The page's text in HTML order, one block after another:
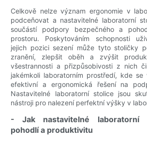
Celkově nelze význam ergonomie v
podceňovat a nastavitelné laboratorní
součástí podpory bezpečného a
prostoru. Poskytováním schopnosti
jejich pozici sezení může tyto stoličky
zranění, zlepšit oběh a zvýšit
všestrannosti a přizpůsobivosti z nich
jakémkoli laboratorním prostředí, kde se
efektivní a ergonomická řešení na
Nastavitelné laboratorní stolice jsou
nástroji pro nalezení perfektní výšky v
- Jak nastavitelné laboratorní
pohodlí a produktivitu